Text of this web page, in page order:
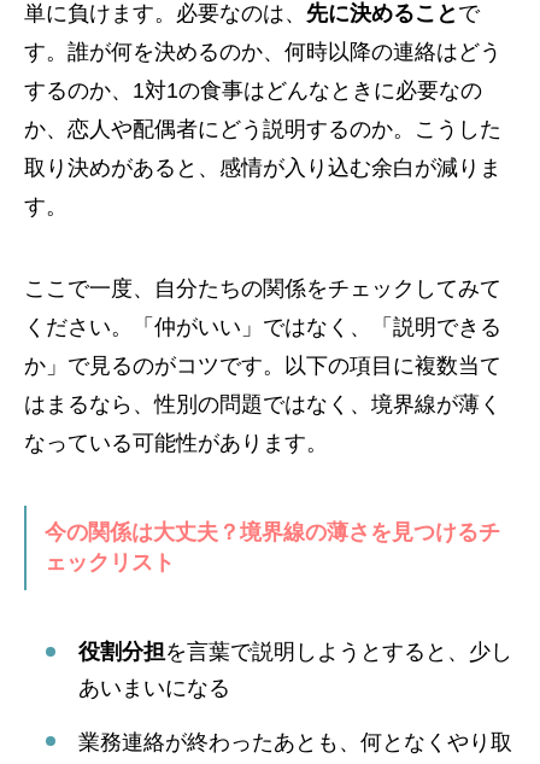
単に負けます。必要なのは、 先に決めること で
す。誰が何を決めるのか、何時以降の連絡はどう
するのか、1対1の食事はどんなときに必要なの
か、恋人や配偶者にどう説明するのか。こうした
取り決めがあると、感情が入り込む余白が減りま
す。
ここで一度、自分たちの関係をチェックしてみて
ください。「仲がいい」ではなく、「説明できる
か」で見るのがコツです。以下の項目に複数当て
はまるなら、性別の問題ではなく、境界線が薄く
なっている可能性があります。
今の関係は大丈夫？境界線の薄さを見つけるチ
ェックリスト
役割分担を言葉で説明しようとすると、少し
あいまいになる
業務連絡が終わったあとも、何となくやり取